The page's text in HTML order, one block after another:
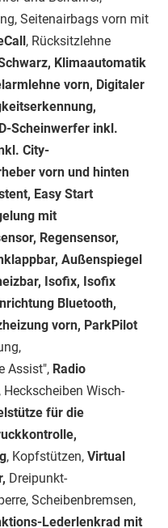
Seitenairbags vorn mit
, Rücksitzlehne
Klimaautomatik
vorn, Digitaler
Scheinwerfer inkl.
City-
vorn und hinten
Easy Start
mit
Regensensor,
Außenspiegel
Isofix, Isofix
Bluetooth,
vorn, ParkPilot
Assist", Radio
Wisch-
für die
, Kopfstützen, Virtual
Dreipunkt-
Scheibenbremsen,
Lederlenkrad mit